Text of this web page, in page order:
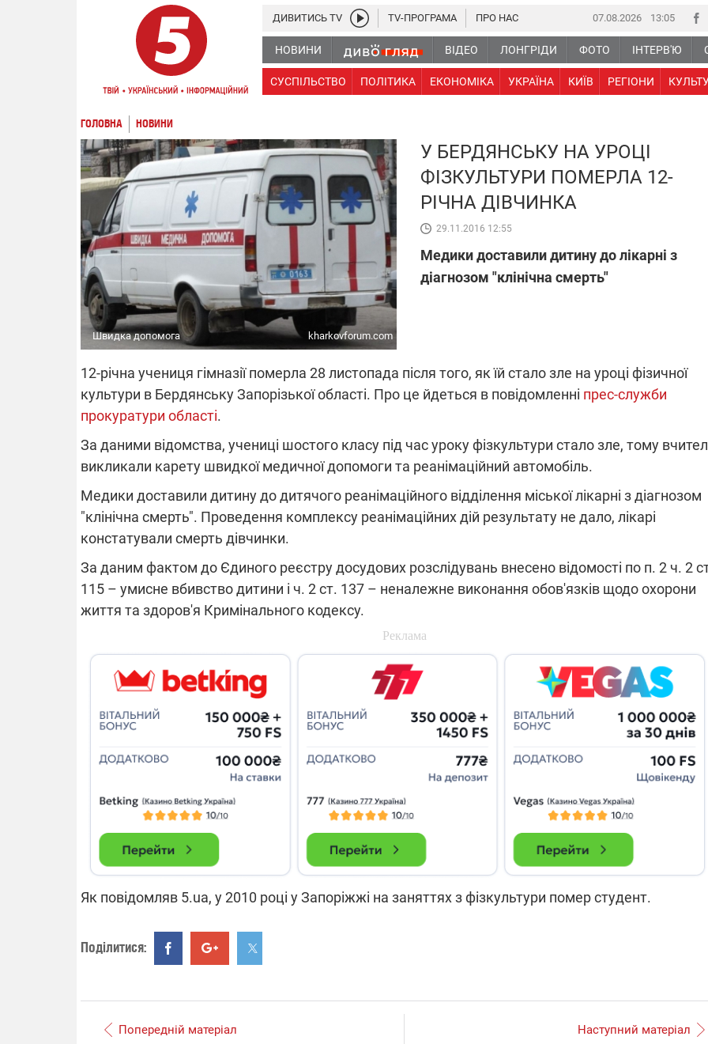
07.08.2026 13 05
НОВИНИ ВІДЕО ЛОНГРІДИ ФОТО ІНТЕРВ'Ю
СУСПІЛЬСТВО ПОЛІТИКА ЕКОНОМІКА УКРАЇНА КИЇВ РЕГІОНИ
ДИВИТИСЬ TV TV-ПРОГРАМА ПРО НАС
ГОЛОВНА НОВИНИ
Швидка допомога kharkovforum.com
У БЕРДЯНСЬКУ НА УРОЦІ
ФІЗКУЛЬТУРИ ПОМЕРЛА 12-
РІЧНА ДІВЧИНКА
29.11.2016 12:55
Медики доставили дитину до лікарні з
діагнозом "клінічна смерть"
12-річна учениця гімназії померла 28 листопада після того, як їй стало зле на уроці фізичної
культури в Бердянську Запорізької області. Про це йдеться в повідомленні прес-служби
прокуратури області.
За даними відомства, учениці шостого класу під час уроку фізкультури стало зле, тому
викликали карету швидкої медичної допомоги та реанімаційний автомобіль.
Медики доставили дитину до дитячого реанімаційного відділення міської лікарні з діагнозом
"клінічна смерть". Проведення комплексу реанімаційних дій результату не дало, лікарі
констатували смерть дівчинки.
За даним фактом до Єдиного реєстру досудових розслідувань внесено відомості по п. 2 ч. 2
115 – умисне вбивство дитини і ч. 2 ст. 137 – неналежне виконання обов'язків щодо охорони
життя та здоров'я Кримінального кодексу.
Як повідомляв 5.ua, у 2010 році у Запоріжжі на заняттях з фізкультури помер студент.
Поділитися:
Попередній матеріал
Наступний матеріал
Частина споживачів у чотирьох
російських обстрілів
Готуйте павербанки: через аномальну
спеку у серпні, можуть повернутися
графіки відключень – подробиці
Нова підозра у справі Міндіча:
директора Енергоатому
З колишнього віцепрем'єра
Чернишова зняли електронний
Підтримай
"Машинерію війни" та
виграй легендарний
Dodge Challenger
14.11.2025 17:15
збір коштів на потреби
одразу чотирьох
бригад ЗСУ
передовій:
підтримайте
військкорів "5 каналу",
які знімають на
напрямках фронту
04.12.2025 12:37
фронт": стрілецька
бригада Повітряних
сил ЗСУ збирає на
НРК Numo